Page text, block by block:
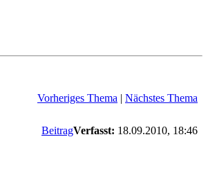
Vorheriges Thema | Nächstes Thema
BeitragVerfasst: 18.09.2010, 18:46